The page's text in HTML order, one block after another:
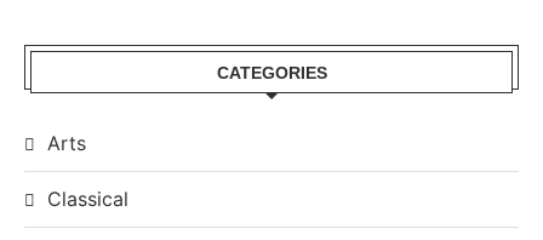
CATEGORIES
Arts
Classical